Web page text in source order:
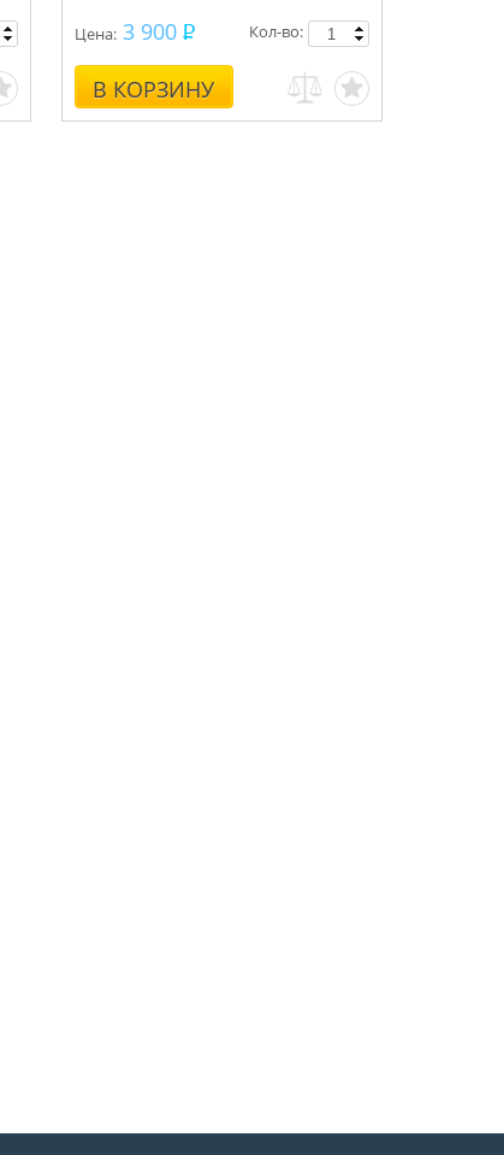
Цена: 3 900
В КОРЗИНУ
Кол-во: